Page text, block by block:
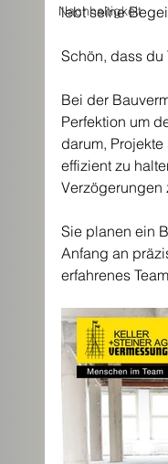
Nachhaltigkeit
lebt seine
Schön, dass du
Bei der
Perfektion um
darum,
effizient zu
Verzögerungen
Sie planen ein
Anfang an
erfahrenes Team